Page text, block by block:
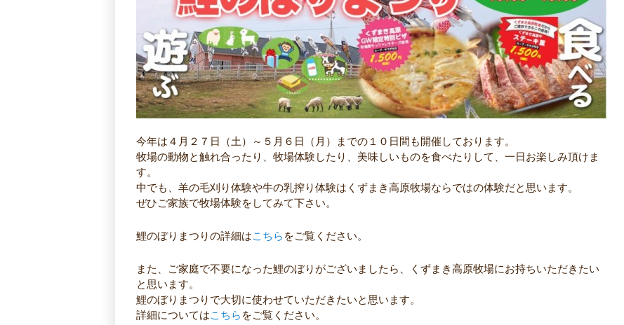
今年は４月２７日（土）～５月６日（月）までの１０日間も開催しております。
牧場の動物と触れ合ったり、牧場体験したり、美味しいものを食べたりして、一日お楽しみ頂けま
す。
中でも、羊の毛刈り体験や牛の乳搾り体験はくずまき高原牧場ならではの体験だと思います。
ぜひご家族で牧場体験をしてみて下さい。
鯉のぼりまつりの詳細はこちら をご覧ください。
また、ご家庭で不要になった鯉のぼりがございましたら、くずまき高原牧場にお持ちいただきたい
と思います。
鯉のぼりまつりで大切に使わせていただきたいと思います。
詳細についてはこちら をご覧ください。